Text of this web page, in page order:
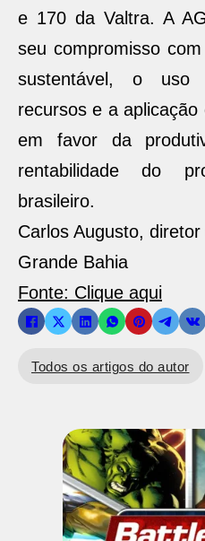
e 170 da Valtra. A
seu compromisso
sustentável, o uso
recursos e a aplicação
em favor da
rentabilidade do
brasileiro.
Carlos Augusto, diretor
Grande Bahia
Fonte: Clique aqui
Todos os artigos do autor